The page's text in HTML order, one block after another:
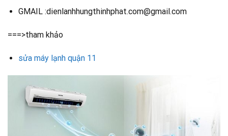
GMAIL :dienlanhhungthinhphat.com@gmail.com
===>tham khảo
sửa máy lạnh quận 11